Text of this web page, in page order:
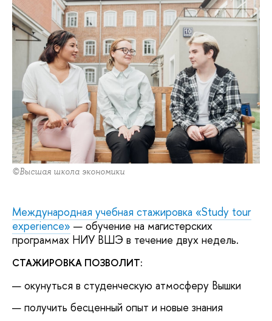
©Высшая школа экономики
Международная учебная стажировка «Study tour
experience» — обучение на магистерских
программах НИУ ВШЭ в течение двух недель.
СТАЖИРОВКА ПОЗВОЛИТ:
окунуться в студенческую атмосферу Вышки
получить бесценный опыт и новые знания